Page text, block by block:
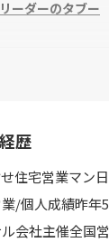
ーダーのタブー
害要因
営業感をなくす
歴
住宅営業マン
/個人成績昨年
会社主催全国